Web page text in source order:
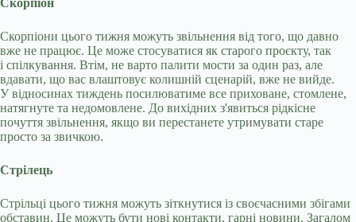
Скорпіон
Скорпіони цього тижня можуть звільнення від того, що давно
вже не працює. Це може стосуватися як старого проєкту, так
і спілкування. Втім, не варто палити мости за один раз, але
вдавати, що вас влаштовує колишній сценарій, вже не вийде.
У відносинах тиждень посилюватиме все приховане, стомлене,
натягнуте та недомовлене. До вихідних з'явиться рідкісне
почуття звільнення, якщо ви перестанете утримувати старе
просто за звичкою.
Стрілець
Стрільці цього тижня можуть зіткнутися із своєчасними збігами
обставин. Це можуть бути нові контакти, гарні новини. Загалом